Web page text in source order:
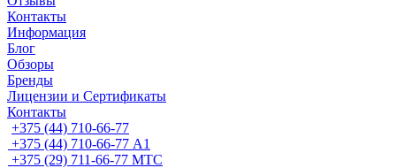
Контакты
Информация
Блог
Обзоры
Бренды
Лицензии и Сертификаты
Контакты
+375 (44) 710-66-77
+375 (44) 710-66-77 А1
+375 (29) 711-66-77 МТС